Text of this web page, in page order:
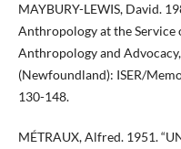
MAYBURY-LEWIS, David.
Anthropology at the Service
Anthropology and
(Newfoundland): ISER/
130-148.
MÉTRAUX, Alfred. 1951.